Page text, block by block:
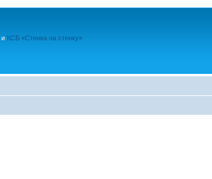
и КСБ «Стенка на стенку»